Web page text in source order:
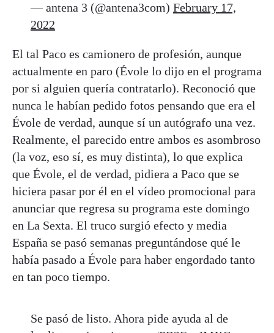
— antena 3 (@antena3com) February 17,
2022
El tal Paco es camionero de profesión, aunque
actualmente en paro (Évole lo dijo en el programa
por si alguien quería contratarlo). Reconoció que
nunca le habían pedido fotos pensando que era el
Évole de verdad, aunque sí un autógrafo una vez.
Realmente, el parecido entre ambos es asombroso
(la voz, eso sí, es muy distinta), lo que explica
que Évole, el de verdad, pidiera a Paco que se
hiciera pasar por él en el vídeo promocional para
anunciar que regresa su programa este domingo
en La Sexta. El truco surgió efecto y media
España se pasó semanas preguntándose qué le
había pasado a Évole para haber engordado tanto
en tan poco tiempo.
Se pasó de listo. Ahora pide ayuda al de